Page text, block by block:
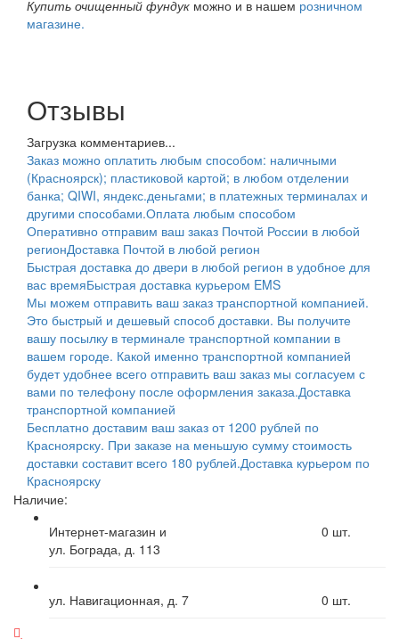
Купить очищенный фундук можно и в нашем розничном
магазине.
Отзывы
Загрузка комментариев...
Заказ можно оплатить любым способом: наличными
(Красноярск); пластиковой картой; в любом отделении
банка; QIWI, яндекс.деньгами; в платежных терминалах и
другими способами.Оплата любым способом
Оперативно отправим ваш заказ Почтой России в любой
регионДоставка Почтой в любой регион
Быстрая доставка до двери в любой регион в удобное для
вас времяБыстрая доставка курьером EMS
Мы можем отправить ваш заказ транспортной компанией.
Это быстрый и дешевый способ доставки. Вы получите
вашу посылку в терминале транспортной компании в
вашем городе. Какой именно транспортной компанией
будет удобнее всего отправить ваш заказ мы согласуем с
вами по телефону после оформления заказа.Доставка
транспортной компанией
Бесплатно доставим ваш заказ от 1200 рублей по
Красноярску. При заказе на меньшую сумму стоимость
доставки составит всего 180 рублей.Доставка курьером по
Красноярску
Наличие:
Интернет-магазин и
ул. Бограда, д. 113
0 шт.
ул. Навигационная, д. 7 0 шт.